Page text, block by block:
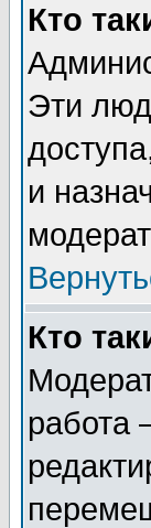
Кто
Эти
и
Кто
работа